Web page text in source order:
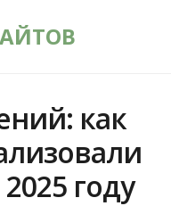
как
году